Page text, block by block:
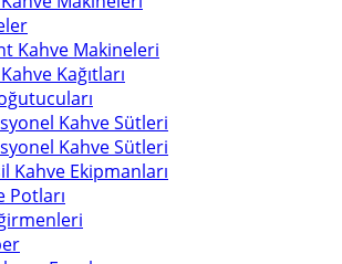
Kahve Makineleri
Kağıtları
Kahve Sütleri
Kahve Sütleri
Kahve Ekipmanları
Potları